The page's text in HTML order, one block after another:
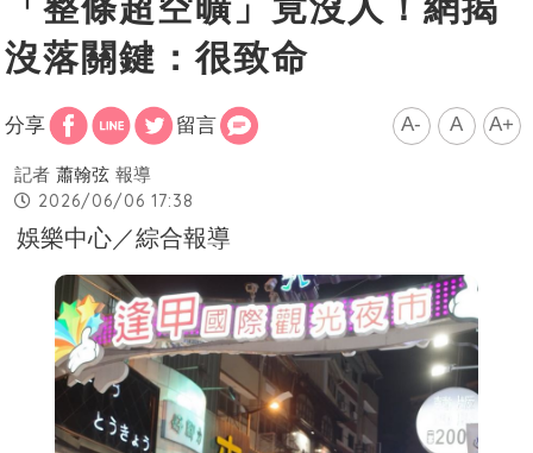
沒落關鍵：很致命
分享 留言 A- A A+
記者 蕭翰弦 報導
2026/06/06 17:38
娛樂中心／綜合報導